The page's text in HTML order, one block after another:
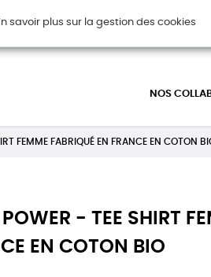
CARTES CADEAUX
NOS
FEMME FABRIQUÉ EN FRANCE EN COTON
POWER - TEE SHIRT
EN COTON BIO
savoir plus sur la gestion des cookies